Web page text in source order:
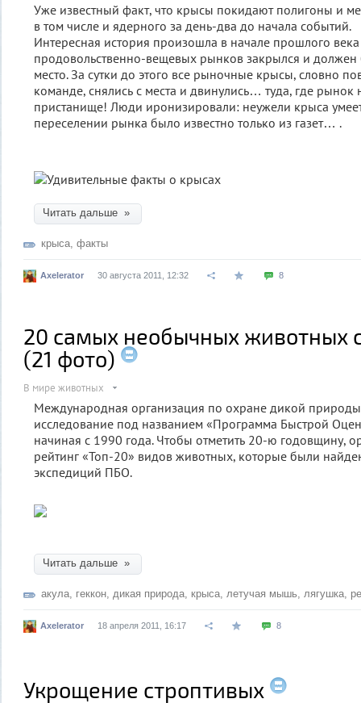
Уже известный факт, что крысы покидают полигоны и
в том числе и ядерного за день-два до начала событий.
Интересная история произошла в начале прошлого
продовольственно-вещевых рынков закрылся и должен
место. За сутки до этого все рыночные крысы, словно
команде, снялись с места и двинулись… туда, где
пристанище! Люди иронизировали: неужели крыса
переселении рынка было известно только из газет… .
Читать дальше »
крыса факты
Axelerator 30 августа 2011, 12:32 8
20 самых необычных животных
(21 фото)
В мире животных
Международная организация по охране дикой
исследование под названием «Программа Быстрой
начиная с 1990 года. Чтобы отметить 20-ю годовщину,
рейтинг «Топ-20» видов животных, которые были
экспедиций ПБО.
Читать дальше »
акула геккон дикая природа крыса летучая мышь лягушка
Axelerator 18 апреля 2011, 16:17 8
Укрощение строптивых